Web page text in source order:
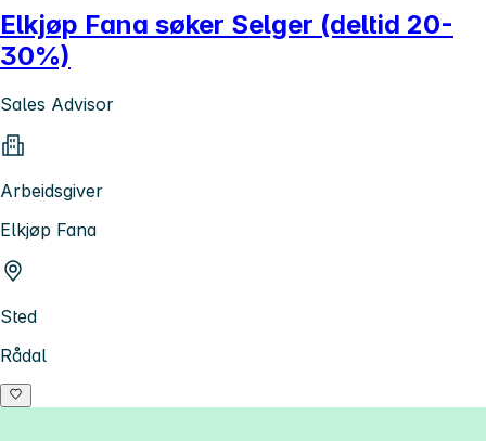
Elkjøp Fana søker Selger (deltid 20-
30%)
Sales Advisor
Arbeidsgiver
Elkjøp Fana
Sted
Rådal